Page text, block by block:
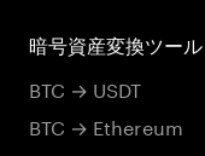
暗号資産変換ツール
BTC → USDT
BTC → Ethereum